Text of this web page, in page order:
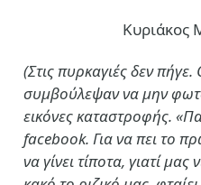
Κυριάκος
(Στις πυρκαγιές δεν πήγε.
συμβούλεψαν να μην
εικόνες καταστροφής.
facebook. Για να πει το
να γίνει τίποτα, γιατί